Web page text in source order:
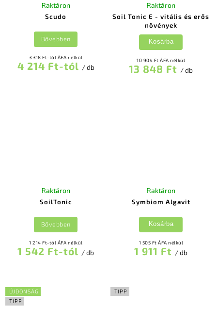
Scudo
Raktáron
3 318 Ft-tól ÁFA nélkül
4 214 Ft-tól / db
Bővebben
Soil Tonic E - vitális és erős
növények
Raktáron
10 904 Ft ÁFA nélkül
13 848 Ft / db
Kosárba
SoilTonic
Raktáron
1 214 Ft-tól ÁFA nélkül
1 542 Ft-tól / db
Bővebben
Symbiom Algavit
Raktáron
1 505 Ft ÁFA nélkül
1 911 Ft / db
Kosárba
ÚJDONSÁG
TIPP
TIPP